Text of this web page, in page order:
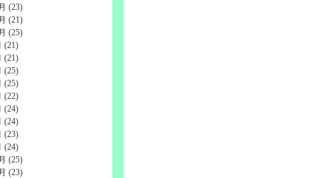
(23)
(21)
(25)
(21)
(21)
(25)
(25)
(22)
(24)
(24)
(23)
(24)
(25)
(23)